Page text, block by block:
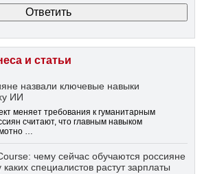
и статьи
назвали ключевые навыки
ИИ
меняет требования к гуманитарным
считают, что главным навыком
…
чему сейчас обучаются россияне
специалистов растут зарплаты